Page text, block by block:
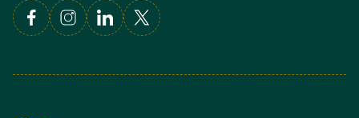
FacebookInstagramLinkedin
X